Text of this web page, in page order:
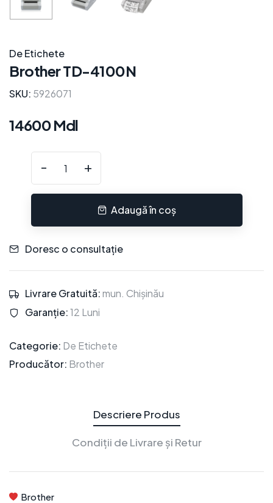
De Etichete
Brother TD-4100N
SKU: 5926071
14600 Mdl
- +
Adaugă în coș
Doresc o consultație
Livrare Gratuită:mun. Chișinău
Garanție:12 Luni
Categorie: De Etichete
Producător: Brother
Descriere Produs
Condiții de Livrare și Retur
Brother